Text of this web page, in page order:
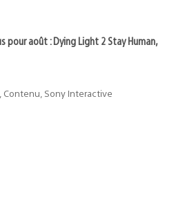
pour août : Dying Light 2 Stay Human,
Contenu, Sony Interactive